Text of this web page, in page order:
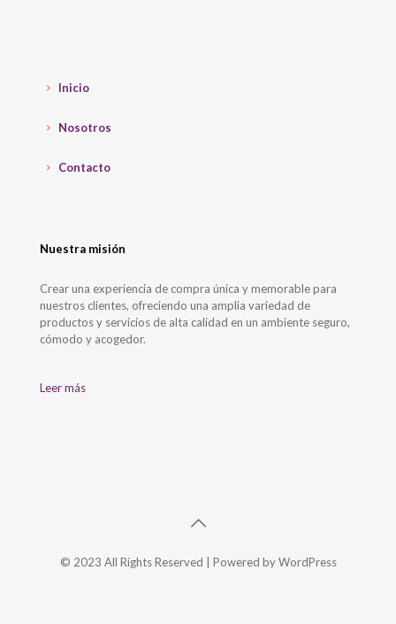
Inicio
Nosotros
Contacto
Nuestra misión
Crear una experiencia de compra única y memorable para
nuestros clientes, ofreciendo una amplia variedad de
productos y servicios de alta calidad en un ambiente seguro,
cómodo y acogedor.
Leer más
© 2023 All Rights Reserved | Powered by WordPress